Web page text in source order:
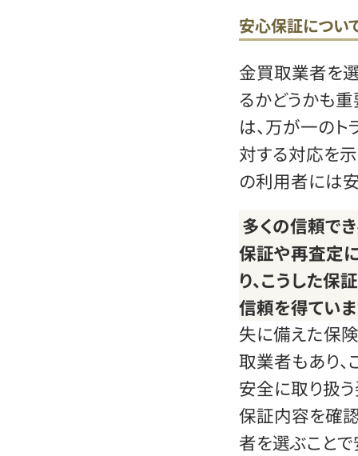
安心保証につい
金買取業者を
るかどうかも
は、万が一の
対する対応を示
の利用者には
多くの信頼で
保証や再査定
り、こうした保
信頼を得ていま
失に備えた保
取業者もあり
安全に取り扱
保証内容を確
者を選ぶこと